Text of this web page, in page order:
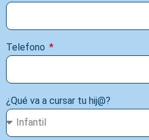
Telefono
¿Qué va a cursar tu hij@?